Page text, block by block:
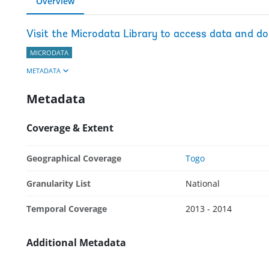
Visit the Microdata Library to access data and
MICRODATA
METADATA
Metadata
Coverage & Extent
Geographical Coverage Togo
Granularity List National
Temporal Coverage 2013 - 2014
Additional Metadata